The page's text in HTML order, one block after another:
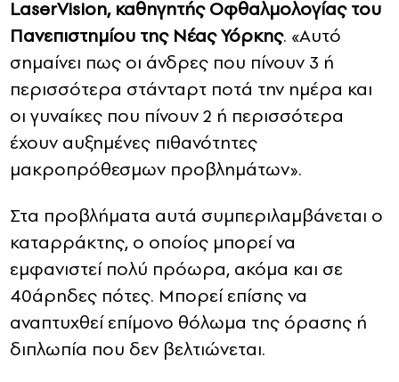
LaserVision, καθηγητής Οφθαλμολογίας του
Πανεπιστημίου της Νέας Υόρκης. «Αυτό
σημαίνει πως οι άνδρες που πίνουν 3 ή
περισσότερα στάνταρτ ποτά την ημέρα και
οι γυναίκες που πίνουν 2 ή περισσότερα
έχουν αυξημένες πιθανότητες
μακροπρόθεσμων προβλημάτων».
Στα προβλήματα αυτά συμπεριλαμβάνεται ο
καταρράκτης, ο οποίος μπορεί να
εμφανιστεί πολύ πρόωρα, ακόμα και σε
40άρηδες πότες. Μπορεί επίσης να
αναπτυχθεί επίμονο θόλωμα της όρασης ή
διπλωπία που δεν βελτιώνεται.